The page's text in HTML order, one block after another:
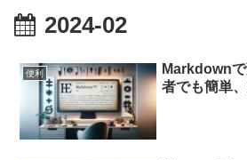
2024-02
便利
Markdown
者でも簡単